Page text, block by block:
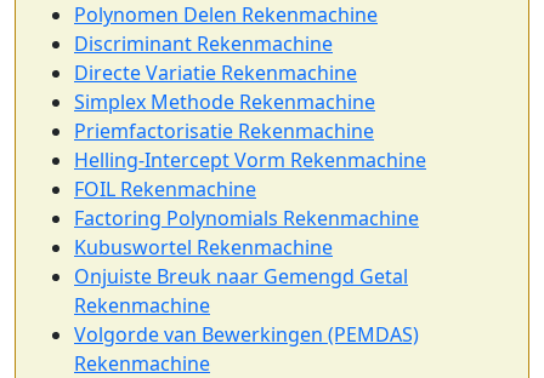
Polynomen Delen Rekenmachine
Discriminant Rekenmachine
Directe Variatie Rekenmachine
Simplex Methode Rekenmachine
Priemfactorisatie Rekenmachine
Helling-Intercept Vorm Rekenmachine
FOIL Rekenmachine
Factoring Polynomials Rekenmachine
Kubuswortel Rekenmachine
Onjuiste Breuk naar Gemengd Getal
Rekenmachine
Volgorde van Bewerkingen (PEMDAS)
Rekenmachine